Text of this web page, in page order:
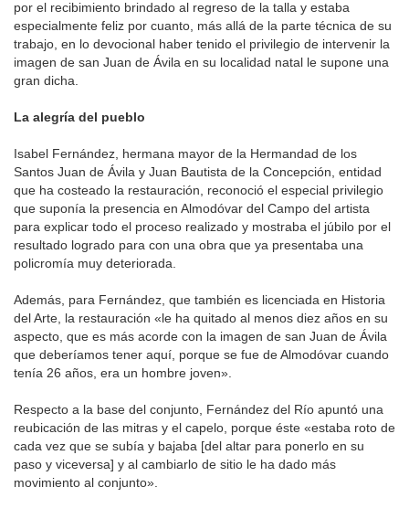
por el recibimiento brindado al regreso de la talla y estaba
especialmente feliz por cuanto, más allá de la parte técnica de su
trabajo, en lo devocional haber tenido el privilegio de intervenir la
imagen de san Juan de Ávila en su localidad natal le supone una
gran dicha.
La alegría del pueblo
Isabel Fernández, hermana mayor de la Hermandad de los
Santos Juan de Ávila y Juan Bautista de la Concepción, entidad
que ha costeado la restauración, reconoció el especial privilegio
que suponía la presencia en Almodóvar del Campo del artista
para explicar todo el proceso realizado y mostraba el júbilo por el
resultado logrado para con una obra que ya presentaba una
policromía muy deteriorada.
Además, para Fernández, que también es licenciada en Historia
del Arte, la restauración «le ha quitado al menos diez años en su
aspecto, que es más acorde con la imagen de san Juan de Ávila
que deberíamos tener aquí, porque se fue de Almodóvar cuando
tenía 26 años, era un hombre joven».
Respecto a la base del conjunto, Fernández del Río apuntó una
reubicación de las mitras y el capelo, porque éste «estaba roto de
cada vez que se subía y bajaba [del altar para ponerlo en su
paso y viceversa] y al cambiarlo de sitio le ha dado más
movimiento al conjunto».